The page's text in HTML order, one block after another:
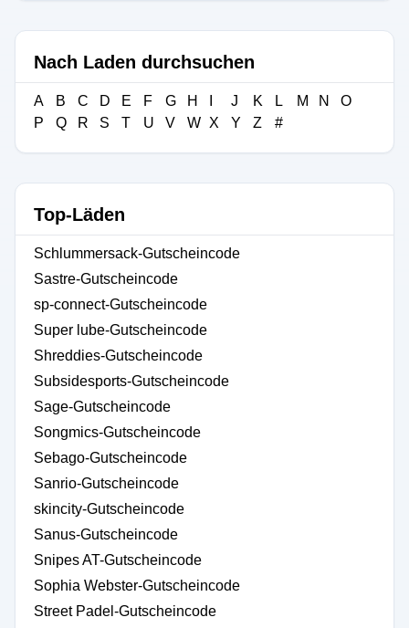
Nach Laden durchsuchen
A B C D E F G H J K L M N
O
P
Q R S T U V W X Y Z #
Top-Läden
Schlummersack-Gutscheincode
Sastre-Gutscheincode
sp-connect-Gutscheincode
Super lube-Gutscheincode
Shreddies-Gutscheincode
Subsidesports-Gutscheincode
Sage-Gutscheincode
Songmics-Gutscheincode
Sebago-Gutscheincode
Sanrio-Gutscheincode
skincity-Gutscheincode
Sanus-Gutscheincode
Snipes AT-Gutscheincode
Sophia Webster-Gutscheincode
Street Padel-Gutscheincode